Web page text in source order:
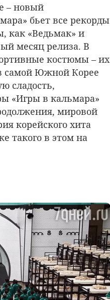
– новый
бьет все рекорды
как «Ведьмак» и
месяц релиза. В
костюмы – их
самой Южной Корее
сладость,
«Игры в кальмара»
мировой
корейского хита
такого в этом на